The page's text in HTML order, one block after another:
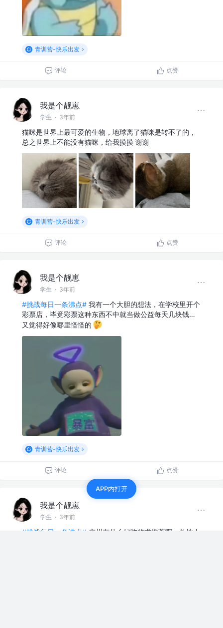
青训营-快乐出发
评论 点赞
我是个靓崽
学生 · 3年前
猫咪是世界上最可爱的生物，地球离了猫咪是转不了的，
总之世界上不能没有猫咪，给我摸摸 谢谢
青训营-快乐出发
评论 点赞
我是个靓崽
学生 · 3年前
#挑战每日一条沸点# 我有一个大胆的想法，在学校里开个
彩票店，毕竟彩票这种东西不中就当做公益每天几块钱…
又觉得好像哪里怪怪的
青训营-快乐出发
评论 点赞
我是个靓崽
学生 · 3年前
#挑战每日一条沸点# 广州有什么好吃的求推荐啊，外地人
APP内打开